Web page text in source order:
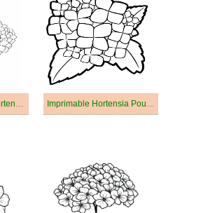
Imprimable Gratuit Hortensia Pour les Enfants Imprimable Hortensia Pour les Enfants